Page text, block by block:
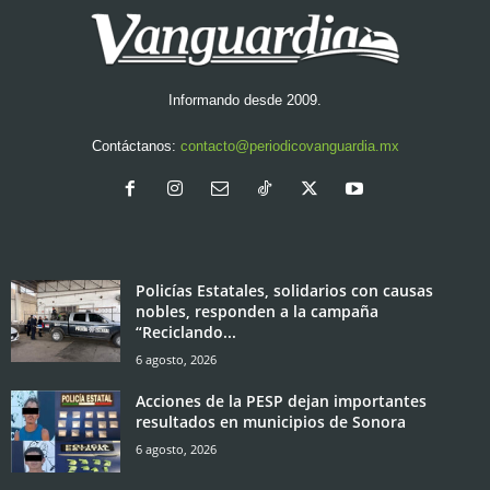
Informando desde 2009.
Contáctanos: contacto@periodicovanguardia.mx
Policías Estatales, solidarios con causas
nobles, responden a la campaña
“Reciclando...
6 agosto, 2026
Acciones de la PESP dejan importantes
resultados en municipios de Sonora
6 agosto, 2026